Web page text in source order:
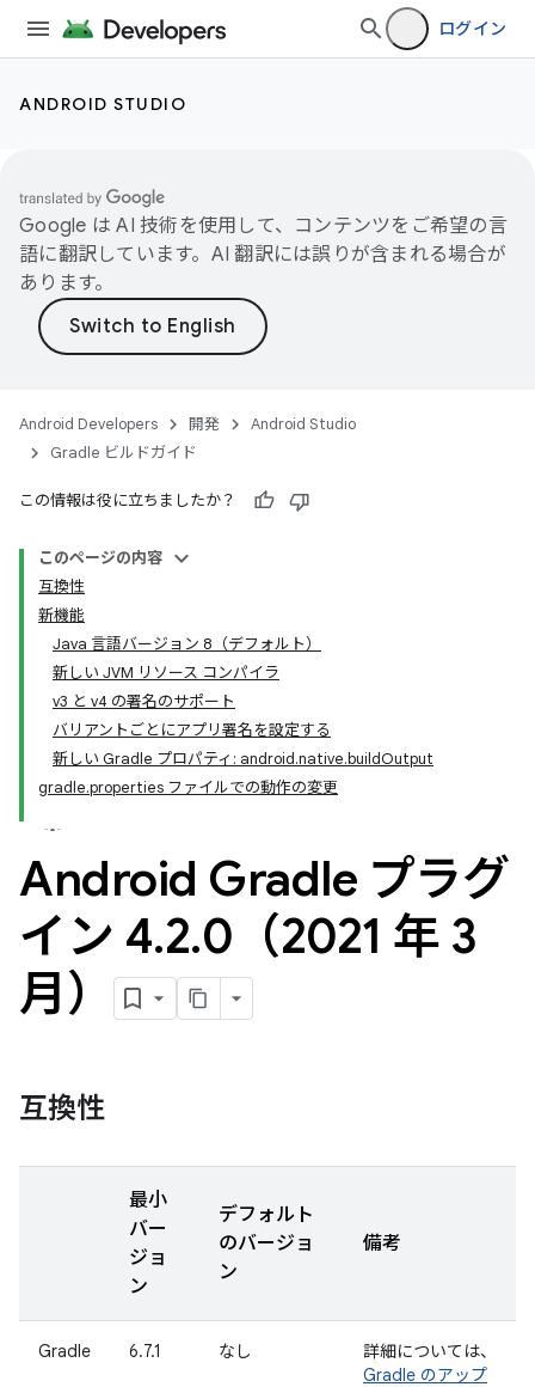
ログイン
ANDROID STUDIO
Google は AI 技術を使用して、コンテンツをご希望の言
語に翻訳しています。AI 翻訳には誤りが含まれる場合が
あります。
Android Developers 開発
Android Studio
Gradle ビルドガイド
この情報は役に立ちましたか？
このページの内容
互換性
新機能
Java 言語バージョン 8（デフォルト）
新しい JVM リソース コンパイラ
v3 と v4 の署名のサポート
バリアントごとにアプリ署名を設定する
新しい Gradle プロパティ: android.native.buildOutput
gradle.properties ファイルでの動作の変更
Android Gradle プラグ
イン 4.2.0（2021 年 3
月）
互換性
最小
バー
ジョ
ン
デフォルト
のバージョ
ン
備考
Gradle 6.7.1 なし
詳細については、
Gradle のアップ